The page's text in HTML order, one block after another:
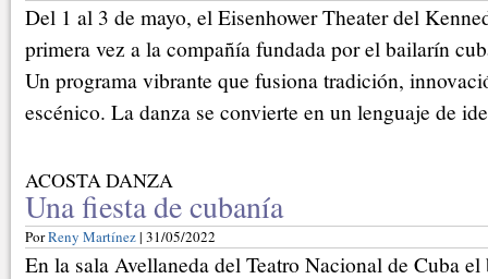
Del 1 al 3 de mayo, el Eisenhower Theater del
primera vez a la compañía fundada por el bailarín
Un programa vibrante que fusiona tradición,
escénico. La danza se convierte en un lenguaje de
ACOSTA DANZA
Una fiesta de cubanía
PorReny Martínez| 31/05/2022
En la sala Avellaneda del Teatro Nacional de Cuba